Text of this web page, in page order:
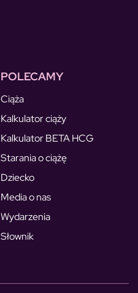
POLECAMY
Ciąża
Kalkulator ciąży
Kalkulator BETA HCG
Starania o ciążę
Dziecko
Media o nas
Wydarzenia
Słownik